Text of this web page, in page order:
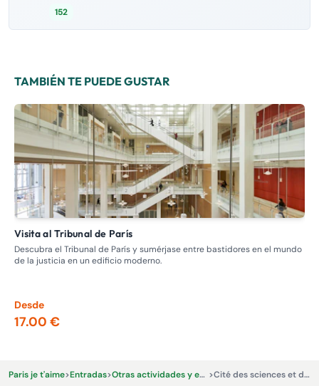
152
TAMBIÉN TE PUEDE GUSTAR
Visita al Tribunal de París
Descubra el Tribunal de París y sumérjase entre bastidores en el mundo
de la justicia en un edificio moderno.
Desde
17.00 €
Paris je t'aime>Entradas> Otras actividades y experiencias. > Cité des sciences et de l’industrie